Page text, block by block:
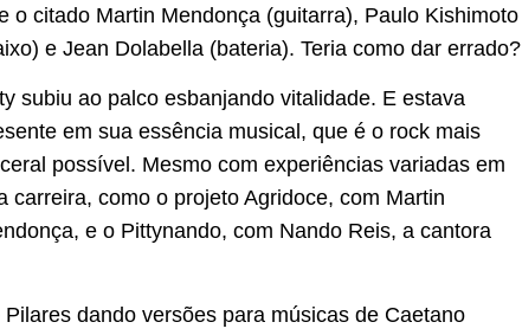
o citado Martin Mendonça (guitarra), Paulo Kishimoto
e Jean Dolabella (bateria). Teria como dar errado?
subiu ao palco esbanjando vitalidade. E estava
em sua essência musical, que é o rock mais
possível. Mesmo com experiências variadas em
carreira, como o projeto Agridoce, com Martin
e o Pittynando, com Nando Reis, a cantora
dando versões para músicas de Caetano